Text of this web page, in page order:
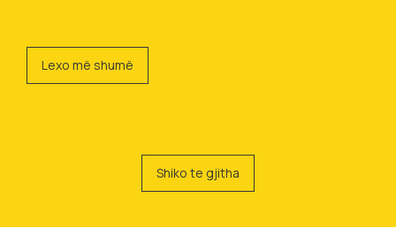
Lexo më shumë
Shiko te gjitha